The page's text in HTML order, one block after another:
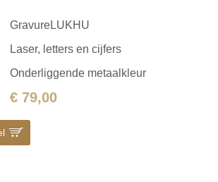
GravureLUKHU
Laser, letters en cijfers
Onderliggende metaalkleur
€ 79,00